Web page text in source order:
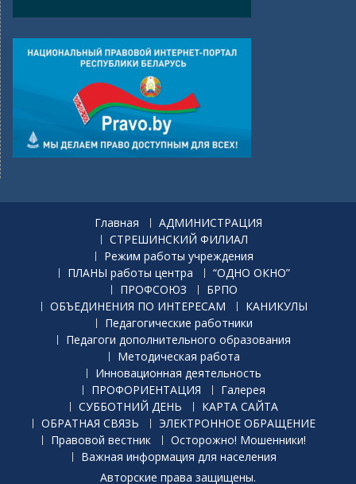
Главная
АДМИНИСТРАЦИЯ
СТРЕШИНСКИЙ ФИЛИАЛ
Режим работы учреждения
ПЛАНЫ работы центра
“ОДНО ОКНО”
ПРОФСОЮЗ
БРПО
ОБЪЕДИНЕНИЯ ПО ИНТЕРЕСАМ
КАНИКУЛЫ
Педагогические работники
Педагоги дополнительного образования
Методическая работа
Инновационная деятельность
ПРОФОРИЕНТАЦИЯ
Галерея
СУББОТНИЙ ДЕНЬ
КАРТА САЙТА
ОБРАТНАЯ СВЯЗЬ
ЭЛЕКТРОННОЕ ОБРАЩЕНИЕ
Правовой вестник
Осторожно! Мошенники!
Важная информация для населения
Авторские права защищены.